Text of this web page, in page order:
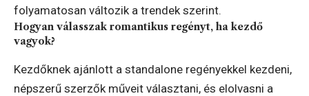
folyamatosan változik a trendek szerint.
Hogyan válasszak romantikus regényt, ha kezdő
vagyok?
Kezdőknek ajánlott a standalone regényekkel kezdeni,
népszerű szerzők műveit választani, és elolvasni a